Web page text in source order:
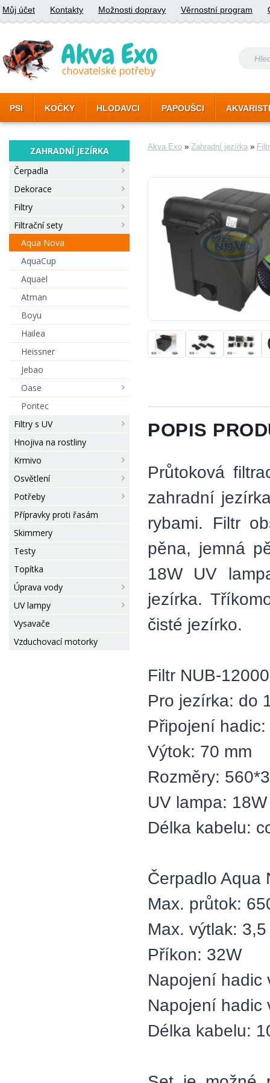
Můj účet Kontakty Možnosti dopravy Věrnostní program
PSI KOČKY HLODAVCI PAPOUŠCI
ZAHRADNÍ JEZÍRKA
Čerpadla
Dekorace
Filtry
Filtrační sety
Aqua Nova
AquaCup
Aquael
Atman
Boyu
Hailea
Heissner
Jebao
Oase
Pontec
Filtry s UV
Hnojiva na rostliny
Krmivo
Osvětlení
Potřeby
Přípravky proti řasám
Skimmery
Testy
Topítka
Úprava vody
UV lampy
Vysavače
Vzduchovací motorky
Akva Exo » Zahradní jezírka »
POPIS
Průtoková
zahradní
rybami. Filtr
pěna, jemná
18W UV
jezírka.
čisté jezírko.
Filtr NUB-
Pro jezírka: do
Připojení
Výtok: 70 mm
Rozměry:
UV lampa: 18W
Délka kabelu:
Čerpadlo Aqua
Max. průtok:
Max. výtlak:
Příkon: 32W
Napojení hadic
Napojení hadic
Délka kabelu: